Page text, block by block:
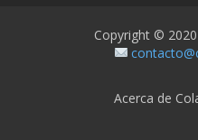
Copyright ©
Acerca de